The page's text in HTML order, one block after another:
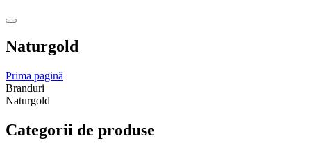
Naturgold
Prima pagină
Branduri
Naturgold
Categorii de produse